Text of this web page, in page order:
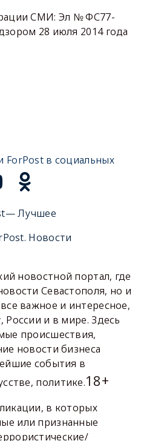
СМИ: Эл № ФС77-
28 июля 2014 года
ForPost в социальных
Лучшее
Новости
новостной портал, где
Севастополя, но и
важное и интересное,
и в мире. Здесь
происшествия,
новости бизнеса
события в
политике.18+
в которых
или признанные